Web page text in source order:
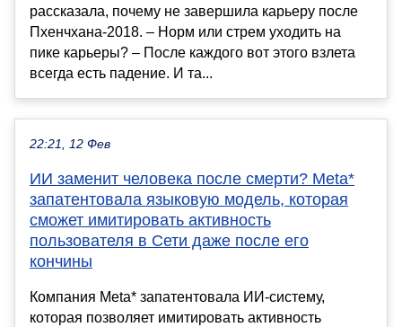
рассказала, почему не завершила карьеру после
Пхенчхана-2018. – Норм или стрем уходить на
пике карьеры? – После каждого вот этого взлета
всегда есть падение. И та...
22:21, 12 Фев
ИИ заменит человека после смерти? Meta*
запатентовала языковую модель, которая
сможет имитировать активность
пользователя в Сети даже после его
кончины
Компания Meta* запатентовала ИИ-систему,
которая позволяет имитировать активность